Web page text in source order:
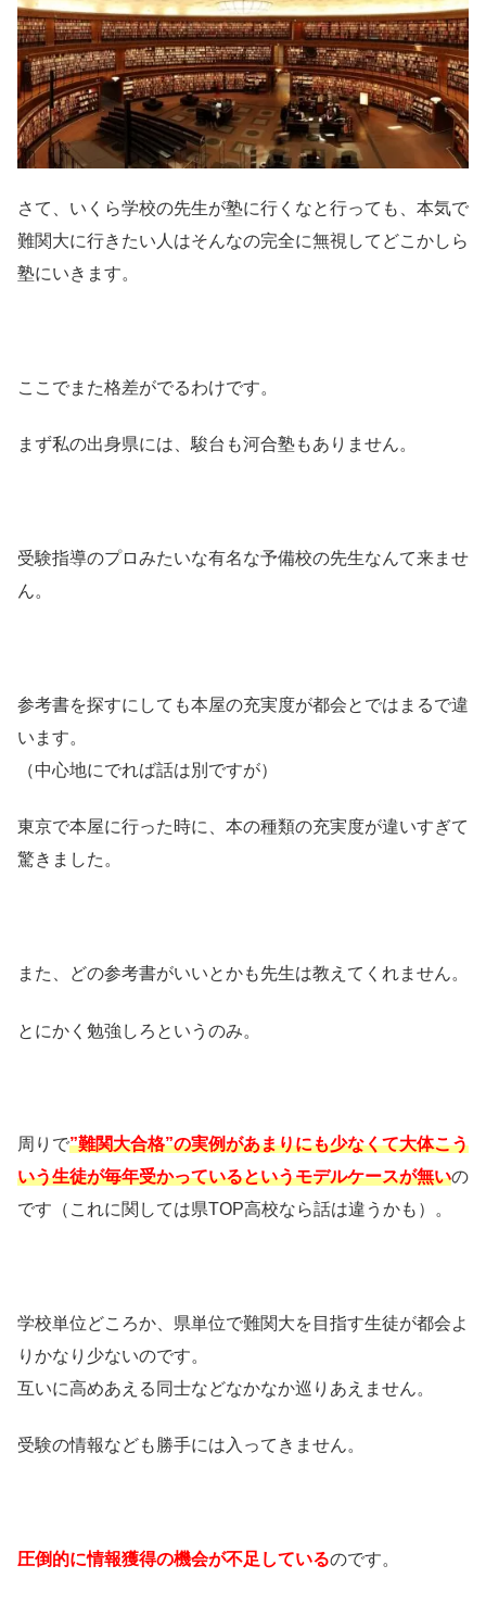
さて、いくら学校の先生が塾に行くなと行っても、本気で
難関大に行きたい人はそんなの完全に無視してどこかしら
塾にいきます。
ここでまた格差がでるわけです。
まず私の出身県には、駿台も河合塾もありません。
受験指導のプロみたいな有名な予備校の先生なんて来ませ
ん。
参考書を探すにしても本屋の充実度が都会とではまるで違
います。
（中心地にでれば話は別ですが）
東京で本屋に行った時に、本の種類の充実度が違いすぎて
驚きました。
また、どの参考書がいいとかも先生は教えてくれません。
とにかく勉強しろというのみ。
周りで”難関大合格”の実例があまりにも少なくて大体こう
いう生徒が毎年受かっているというモデルケースが無いの
です（これに関しては県TOP高校なら話は違うかも）。
学校単位どころか、県単位で難関大を目指す生徒が都会よ
りかなり少ないのです。
互いに高めあえる同士などなかなか巡りあえません。
受験の情報なども勝手には入ってきません。
圧倒的に情報獲得の機会が不足しているのです。